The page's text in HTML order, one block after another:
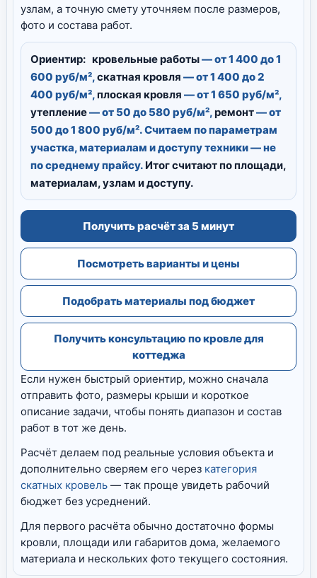
узлам, а точную смету уточняем после размеров,
фото и состава работ.
Ориентир: кровельные работы— от 1 400 до 1
600 руб/м²,скатная кровля — от 1 400 до 2
400 руб/м²,плоская кровля — от 1 650 руб/м²,
утепление— от 50 до 580 руб/м²,ремонт— от
500 до 1 800 руб/м². Считаем по параметрам
участка, материалам и доступу техники — не
по среднему прайсу. Итог считают по площади,
материалам, узлам и доступу.
Получить расчёт за 5 минут
Посмотреть варианты и цены
Подобрать материалы под бюджет
Получить консультацию по кровле для
коттеджа
Если нужен быстрый ориентир, можно сначала
отправить фото, размеры крыши и короткое
описание задачи, чтобы понять диапазон и состав
работ в тот же день.
Расчёт делаем под реальные условия объекта и
дополнительно сверяем его через категория
скатных кровель — так проще увидеть рабочий
бюджет без усреднений.
Для первого расчёта обычно достаточно формы
кровли, площади или габаритов дома, желаемого
материала и нескольких фото текущего состояния.